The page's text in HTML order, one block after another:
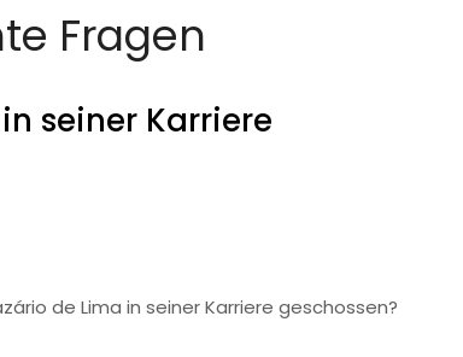
Fragen
seiner Karriere
de Lima in seiner Karriere geschossen?